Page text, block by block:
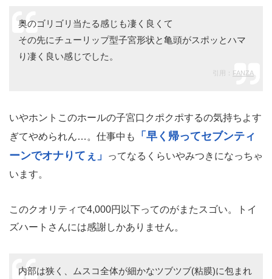
奥のゴリゴリ当たる感じも凄く良くて
その先にチューリップ型子宮形状と亀頭がスポッとハマ
り凄く良い感じでした。
引用： FANZA
いやホントこのホールの子宮口クポクポするの気持ちよす
ぎてやめられん…。仕事中も
「早く帰ってセブンティ
ーンでオナりてぇ」
ってなるくらいやみつきになっちゃ
います。
このクオリティで4,000円以下ってのがまたスゴい。トイ
ズハートさんには感謝しかありません。
内部は狭く、ムスコ全体が細かなツブツブ(粘膜)に包まれ